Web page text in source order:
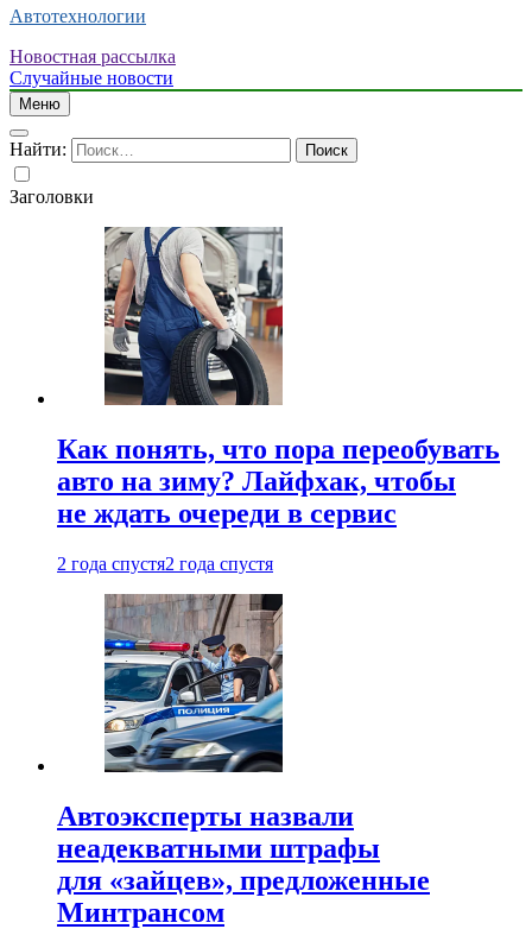
Автотехнологии
Новостная рассылка
Случайные новости
Меню
Найти:
Заголовки
Как понять, что пора переобувать
авто на зиму? Лайфхак, чтобы
не ждать очереди в сервис
2 года спустя2 года спустя
Автоэксперты назвали
неадекватными штрафы
для «зайцев», предложенные
Минтрансом